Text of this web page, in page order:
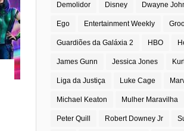
Demolidor Disney Dwayne
Ego Entertainment Weekly
Guardiões da Galáxia 2 HBO
James Gunn Jessica Jones
Liga da Justiça Luke Cage
Michael Keaton Mulher Maravilha
Peter Quill Robert Downey Jr